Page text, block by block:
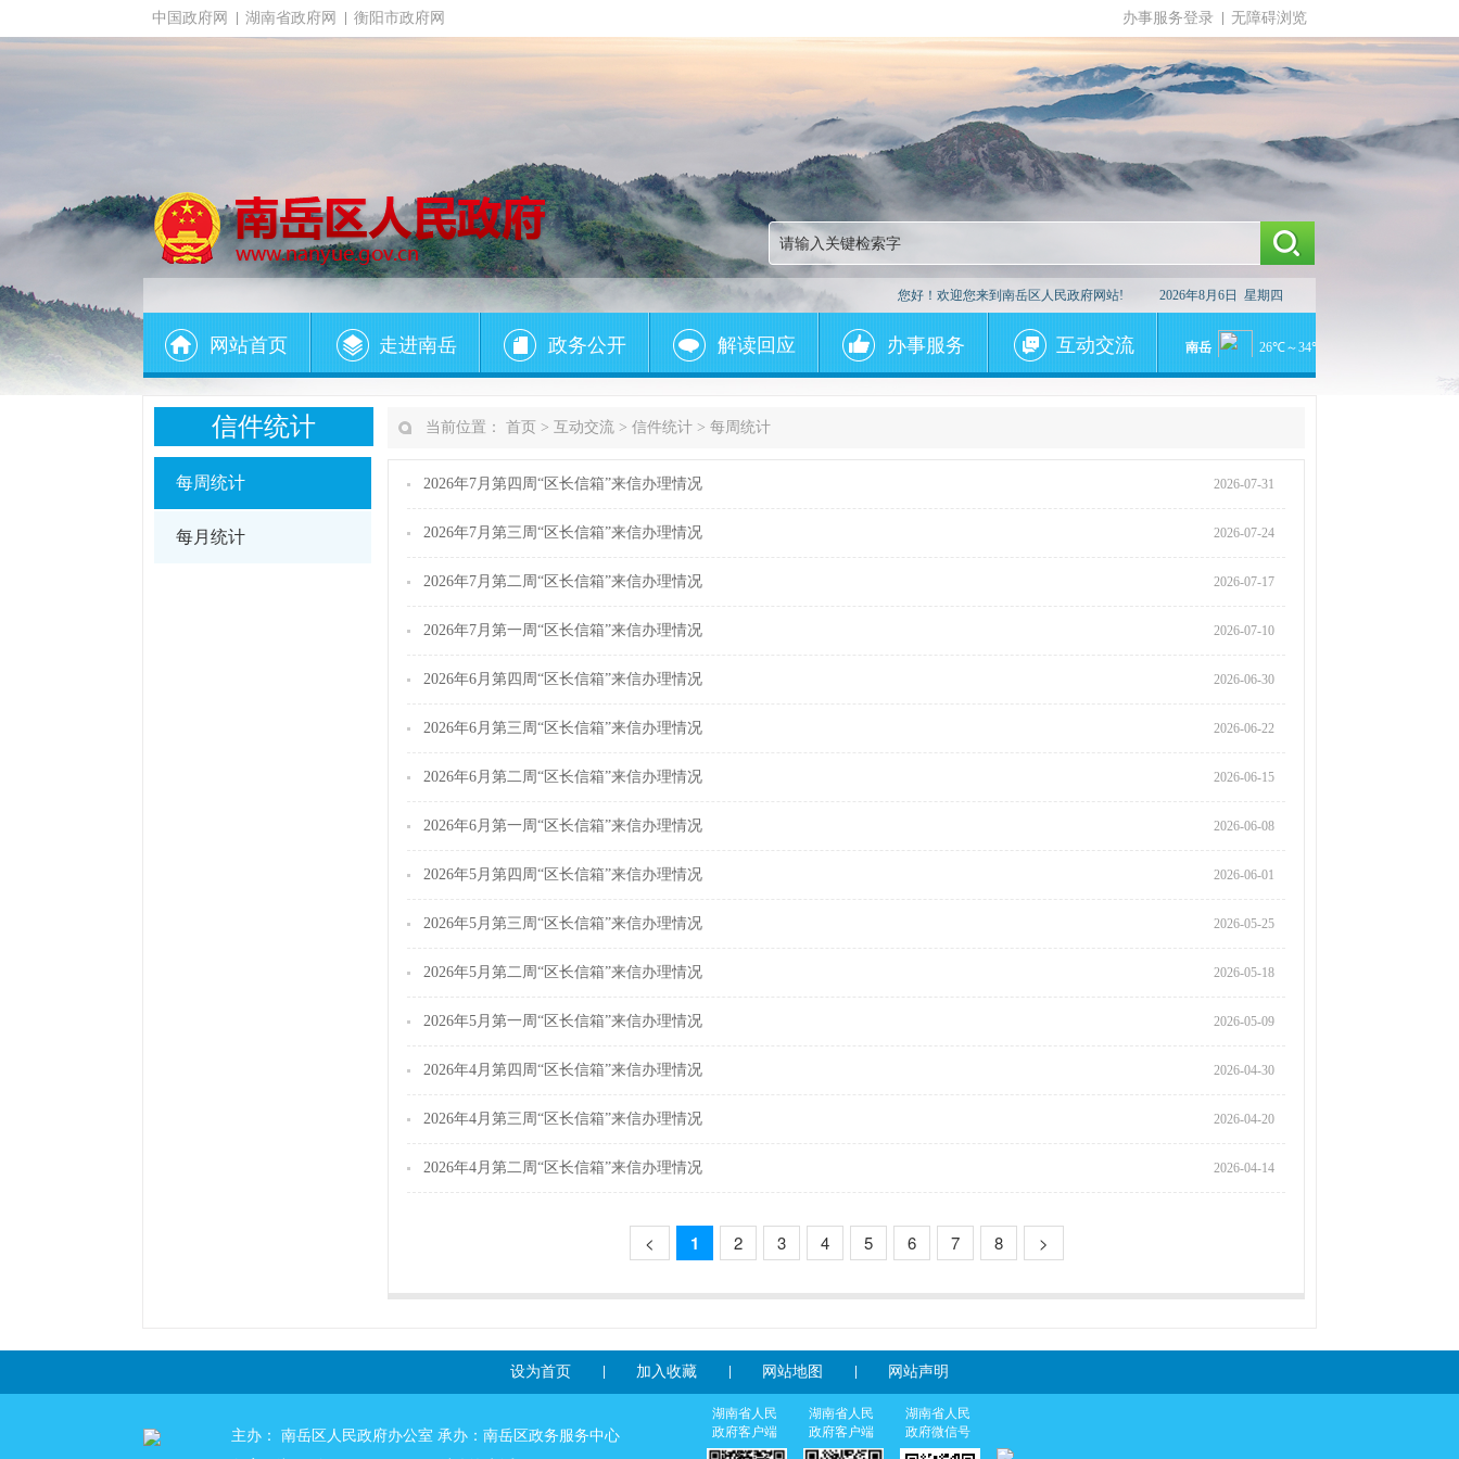
中国政府网 湖南省政府网 衡阳市政府网 办事服务登录 无障碍浏览
您好！欢迎您来到南岳区人民政府网站! 2026年8月6日 星期四
网站首页 走进南岳 政务公开 解读回应 办事服务 互动交流
信件统计
每周统计
每月统计
当前位置： 首页 > 互动交流 > 信件统计 > 每周统计
2026年7月第四周“区长信箱”来信办理情况 2026-07-31
2026年7月第三周“区长信箱”来信办理情况 2026-07-24
2026年7月第二周“区长信箱”来信办理情况 2026-07-17
2026年7月第一周“区长信箱”来信办理情况 2026-07-10
2026年6月第四周“区长信箱”来信办理情况 2026-06-30
2026年6月第三周“区长信箱”来信办理情况 2026-06-22
2026年6月第二周“区长信箱”来信办理情况 2026-06-15
2026年6月第一周“区长信箱”来信办理情况 2026-06-08
2026年5月第四周“区长信箱”来信办理情况 2026-06-01
2026年5月第三周“区长信箱”来信办理情况 2026-05-25
2026年5月第二周“区长信箱”来信办理情况 2026-05-18
2026年5月第一周“区长信箱”来信办理情况 2026-05-09
2026年4月第四周“区长信箱”来信办理情况 2026-04-30
2026年4月第三周“区长信箱”来信办理情况 2026-04-20
2026年4月第二周“区长信箱”来信办理情况 2026-04-14
< 1 2 3 4 5 6 7 8 >
设为首页 加入收藏 网站地图 网站声明
主办： 南岳区人民政府办公室 承办：南岳区政务服务中心
湖南省人民
政府客户端
湖南省人民
政府客户端
湖南省人民
政府微信号